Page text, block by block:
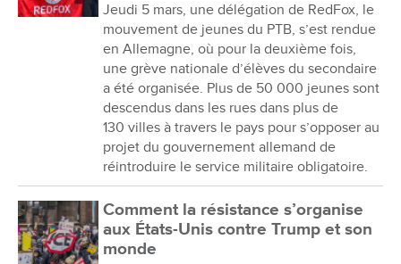
Jeudi 5 mars, une délégation de RedFox, le
mouvement de jeunes du PTB, s’est rendue
en Allemagne, où pour la deuxième fois,
une grève nationale d’élèves du secondaire
a été organisée. Plus de 50 000 jeunes sont
descendus dans les rues dans plus de
130 villes à travers le pays pour s’opposer au
projet du gouvernement allemand de
réintroduire le service militaire obligatoire.
Comment la résistance s’organise
aux États-Unis contre Trump et son
monde